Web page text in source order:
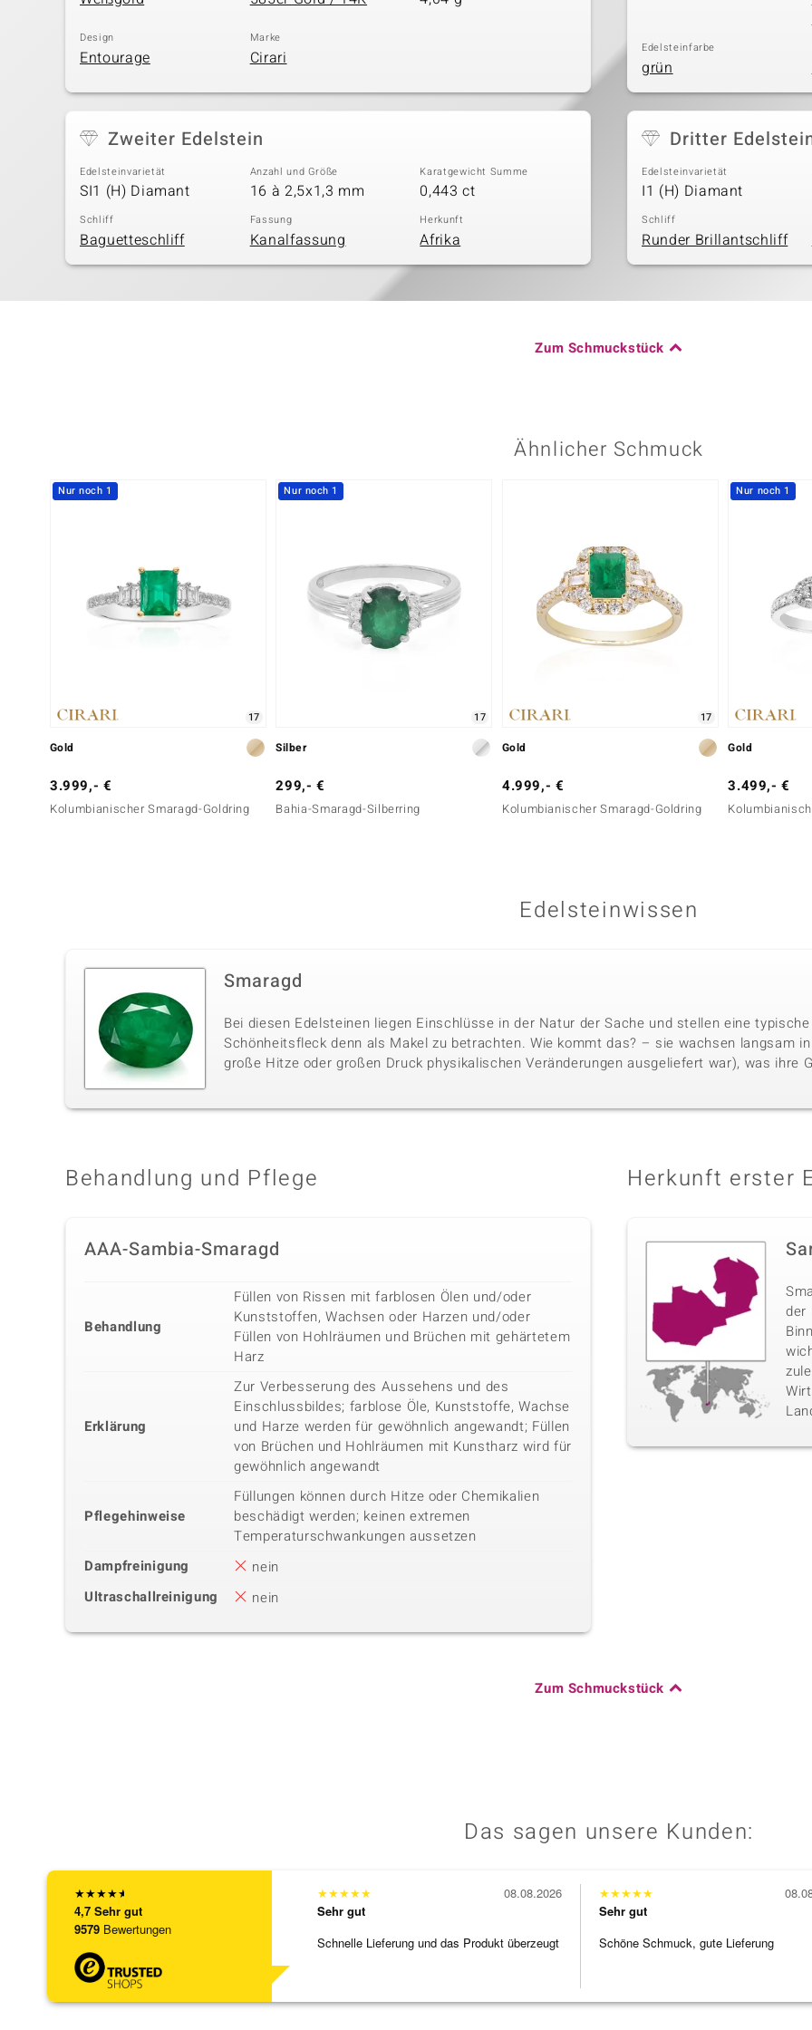
Design
Entourage
Marke
Cirari Edelsteinfarbe
grün
Zweiter Edelstein
Edelsteinvarietät
SI1 (H) Diamant
Anzahl und Größe
16 à 2,5x1,3 mm
Karatgewicht Summe
0,443 ct
Schliff
Baguetteschliff
Fassung
Kanalfassung
Herkunft
Afrika
Dritter
Edelsteinvarietät
I1 (H) Diamant
Schliff
Runder Brillantschliff
Zum Schmuckstück
Ähnlicher Schmuck
Nur noch 1
17
Gold
3.999,- €
Kolumbianischer Smaragd-Goldring
Nur noch 1
17
Silber
299,- €
Bahia-Smaragd-Silberring
17
Gold
4.999,- €
Kolumbianischer Smaragd-Goldring
Nur noch 1
Gold
3.499,- €
Edelsteinwissen
Smaragd
Bei diesen Edelsteinen liegen Einschlüsse in der Natur der Sache und stellen eine
Schönheitsfleck denn als Makel zu betrachten. Wie kommt das? – sie wachsen langsam
große Hitze oder großen Druck physikalischen Veränderungen ausgeliefert war), was ihre
Behandlung und Pflege
AAA-Sambia-Smaragd
Behandlung
Füllen von Rissen mit farblosen Ölen und/oder
Kunststoffen, Wachsen oder Harzen und/oder
Füllen von Hohlräumen und Brüchen mit gehärtetem
Harz
Erklärung
Zur Verbesserung des Aussehens und des
Einschlussbildes; farblose Öle, Kunststoffe, Wachse
und Harze werden für gewöhnlich angewandt; Füllen
von Brüchen und Hohlräumen mit Kunstharz wird für
gewöhnlich angewandt
Pflegehinweise
Füllungen können durch Hitze oder Chemikalien
beschädigt werden; keinen extremen
Temperaturschwankungen aussetzen
Dampfreinigung
nein
Ultraschallreinigung
nein
Herkunft erster
der
Zum Schmuckstück
Das sagen unsere Kunden:
★★★★★
4,7 Sehr gut
9579 Bewertungen
★★★★★
Sehr gut
Schnelle Lieferung und das Produkt überzeugt
08.08.2026 ★★★★★
Sehr gut
Schöne Schmuck, gute Lieferung